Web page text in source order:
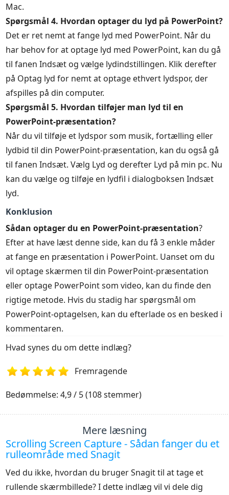
Mac.
Spørgsmål 4. Hvordan optager du lyd på PowerPoint?
Det er ret nemt at fange lyd med PowerPoint. Når du
har behov for at optage lyd med PowerPoint, kan du gå
til fanen Indsæt og vælge lydindstillingen. Klik derefter
på Optag lyd for nemt at optage ethvert lydspor, der
afspilles på din computer.
Spørgsmål 5. Hvordan tilføjer man lyd til en
PowerPoint-præsentation?
Når du vil tilføje et lydspor som musik, fortælling eller
lydbid til din PowerPoint-præsentation, kan du også gå
til fanen Indsæt. Vælg Lyd og derefter Lyd på min pc. Nu
kan du vælge og tilføje en lydfil i dialogboksen Indsæt
lyd.
Konklusion
Sådan optager du en PowerPoint-præsentation?
Efter at have læst denne side, kan du få 3 enkle måder
at fange en præsentation i PowerPoint. Uanset om du
vil optage skærmen til din PowerPoint-præsentation
eller optage PowerPoint som video, kan du finde den
rigtige metode. Hvis du stadig har spørgsmål om
PowerPoint-optagelsen, kan du efterlade os en besked i
kommentaren.
Hvad synes du om dette indlæg?
1 2 4
Fremragende
Bedømmelse: 4,9 / 5 (108 stemmer)
Mere læsning
Scrolling Screen Capture - Sådan fanger du et
rulleområde med Snagit
Ved du ikke, hvordan du bruger Snagit til at tage et
rullende skærmbillede? I dette indlæg vil vi dele dig